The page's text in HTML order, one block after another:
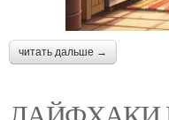
читать дальше →